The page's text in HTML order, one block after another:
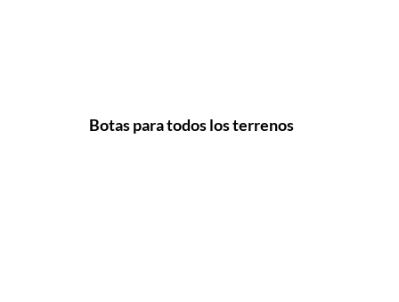
Botas para todos los terrenos